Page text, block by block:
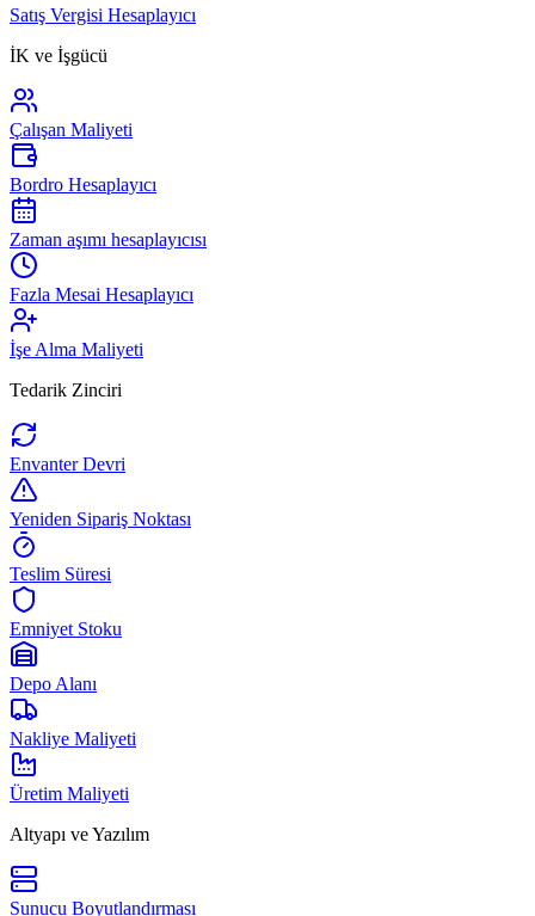
Satış Vergisi Hesaplayıcı
İK ve İşgücü
Çalışan Maliyeti
Bordro Hesaplayıcı
Zaman aşımı hesaplayıcısı
Fazla Mesai Hesaplayıcı
İşe Alma Maliyeti
Tedarik Zinciri
Envanter Devri
Yeniden Sipariş Noktası
Teslim Süresi
Emniyet Stoku
Depo Alanı
Nakliye Maliyeti
Üretim Maliyeti
Altyapı ve Yazılım
Sunucu Boyutlandırması